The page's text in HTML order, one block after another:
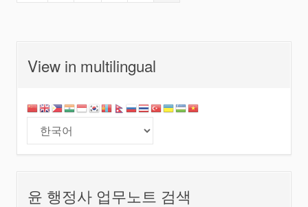
View in multilingual
윤 행정사 업무노트 검색